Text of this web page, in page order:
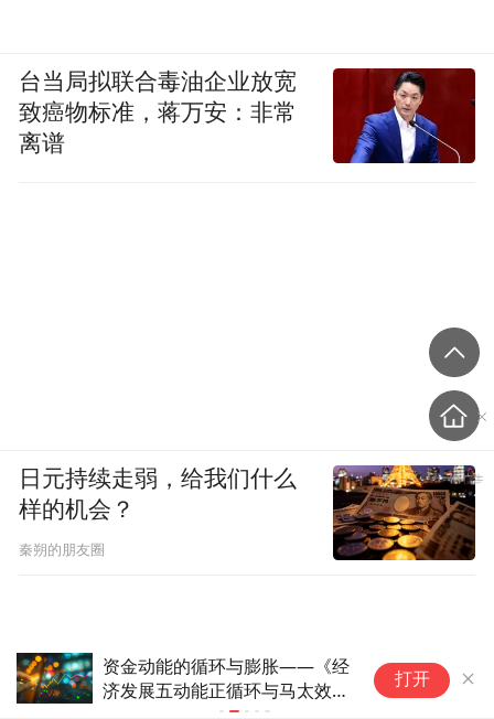
资金动能的循环与膨胀——《经
济发展五动能正循环与马太效
打开
台当局拟联合毒油企业放宽
致癌物标准，蒋万安：非常
离谱
日元持续走弱，给我们什么
样的机会？
秦朔的朋友圈